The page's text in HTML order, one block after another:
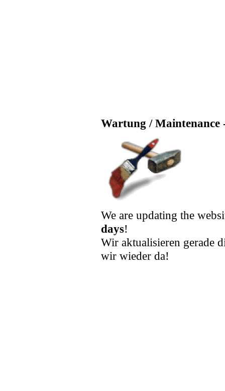
Wartung / Maintenance
We are updating the
days!
Wir aktualisieren gerade
wir wieder da!